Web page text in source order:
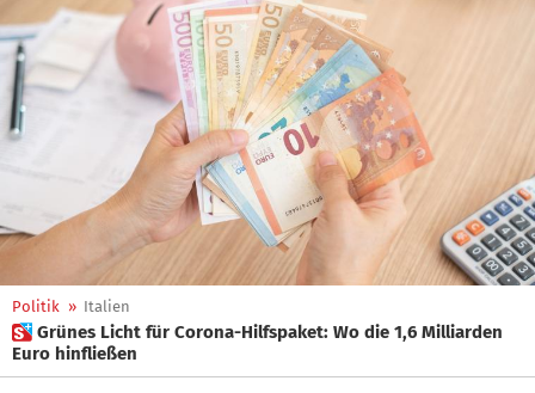
Politik » Italien
 Grünes Licht für Corona-Hilfspaket: Wo die 1,6 Milliarden
Euro hinfließen